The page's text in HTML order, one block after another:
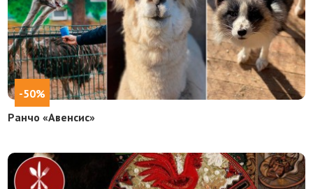
-50%
Ранчо «Авенсис»